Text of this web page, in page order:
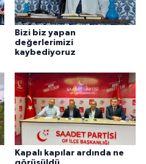
Bizi biz yapan
değerlerimizi
kaybediyoruz
Kapalı kapılar ardında ne